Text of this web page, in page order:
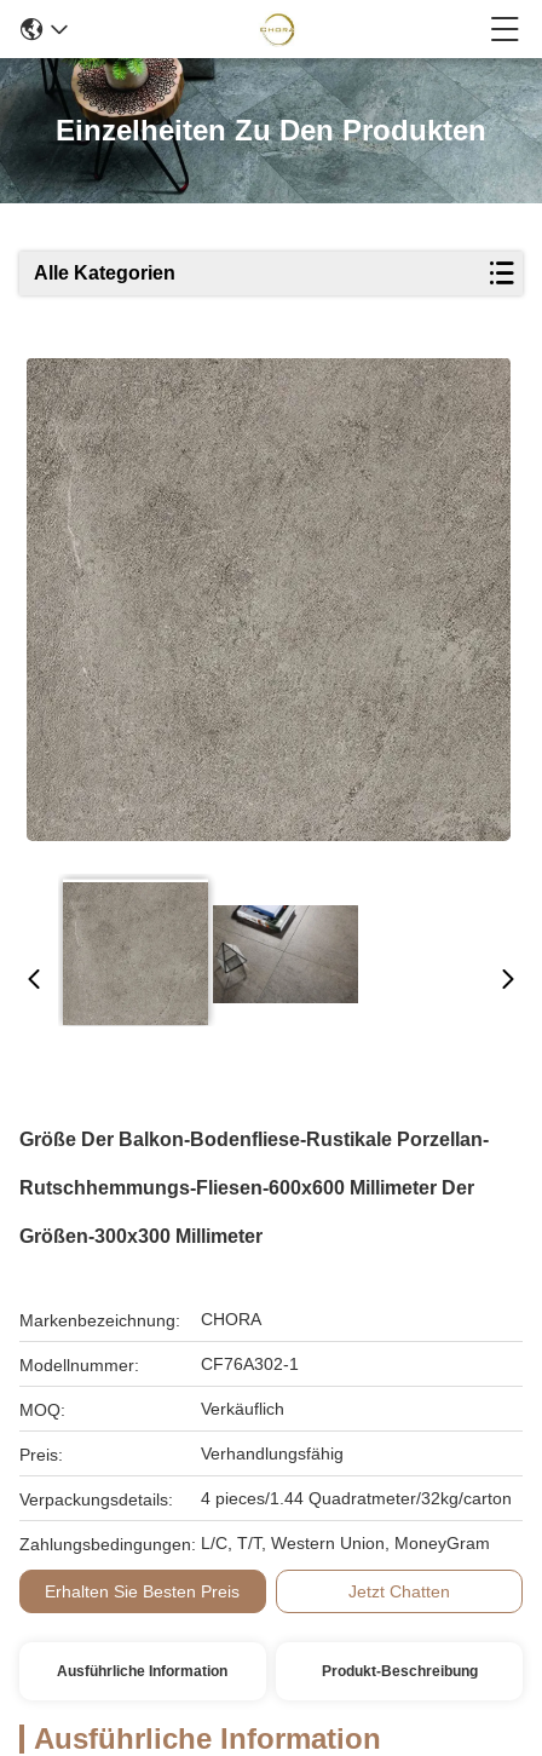
Einzelheiten Zu Den Produkten
Alle Kategorien
Größe Der Balkon-Bodenfliese-Rustikale Porzellan-
Rutschhemmungs-Fliesen-600x600 Millimeter Der
Größen-300x300 Millimeter
Markenbezeichnung: CHORA
Modellnummer: CF76A302-1
MOQ: Verkäuflich
Preis: Verhandlungsfähig
Verpackungsdetails: 4 pieces/1.44 Quadratmeter/32kg/carton
Zahlungsbedingungen: L/C, T/T, Western Union, MoneyGram
Erhalten Sie Besten Preis Jetzt Chatten
Ausführliche Information Produkt-Beschreibung
Ausführliche Information